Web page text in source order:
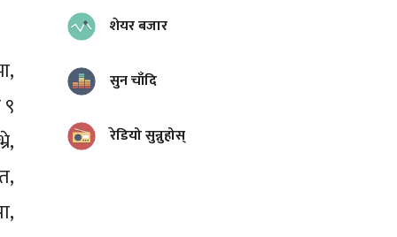
शेयर बजार
सुन चाँदि
रेडियो सुन्नुहोस्